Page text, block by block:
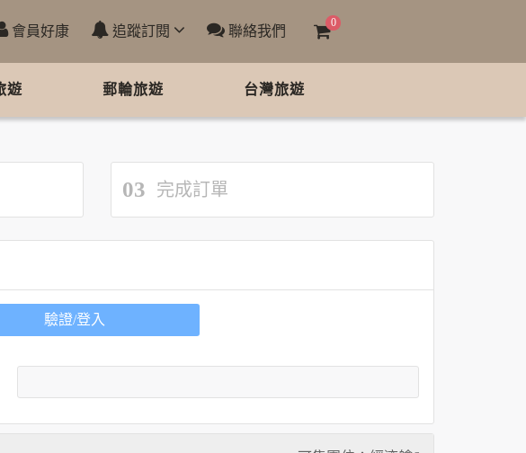
會員好康 追蹤訂閱 聯絡我們
0
遊 郵輪旅遊 台灣旅遊
03 完成訂單
驗證/登入